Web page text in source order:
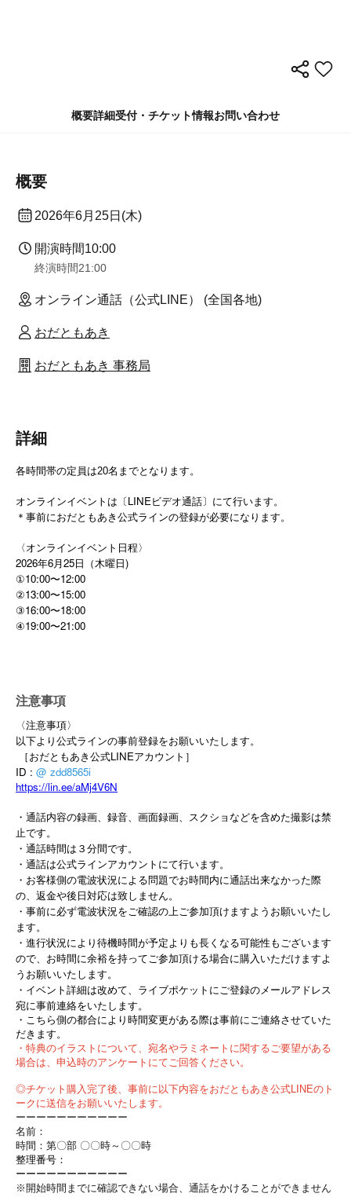
概要詳細受付・チケット情報お問い合わせ
概要
2026年6月25日(木)
開演時間10:00
終演時間21:00
オンライン通話（公式LINE） (全国各地)
おだともあき
おだともあき 事務局
詳細
各時間帯の定員は20名までとなります。
オンラインイベントは〔LINEビデオ通話〕にて行います。
＊事前におだともあき公式ラインの登録が必要になります。
〈オンラインイベント日程〉
2026年6月25日（木曜日)
①10:00〜12:00
②13:00〜15:00
③16:00〜18:00
④19:00〜21:00
注意事項
〈注意事項〉
以下より公式ラインの事前登録をお願いいたします。
［おだともあき公式LINEアカウント］
ID : @ zdd8565i
https://lin.ee/aMj4V6N
・通話内容の録画、録音、画面録画、スクショなどを含めた撮影は禁
止です。
・通話時間は３分間です。
・通話は公式ラインアカウントにて行います。
・お客様側の電波状況による問題でお時間内に通話出来なかった際
の、返金や後日対応は致しません。
・事前に必ず電波状況をご確認の上ご参加頂けますようお願いいたし
ます。
・進行状況により待機時間が予定よりも長くなる可能性もございます
ので、お時間に余裕を持ってご参加頂ける場合に購入いただけますよ
うお願いいたします。
・イベント詳細は改めて、ライブポケットにご登録のメールアドレス
宛に事前連絡をいたします。
・こちら側の都合により時間変更がある際は事前にご連絡させていた
だきます。
・特典のイラストについて、宛名やラミネートに関するご要望がある
場合は、申込時のアンケートにてご回答ください。
◎チケット購入完了後、事前に以下内容をおだともあき公式LINEのト
ークに送信をお願いいたします。
ーーーーーーーーーーー
名前：
時間：第〇部 〇〇時～〇〇時
整理番号：
ーーーーーーーーーーー
※開始時間までに確認できない場合、通話をかけることができません